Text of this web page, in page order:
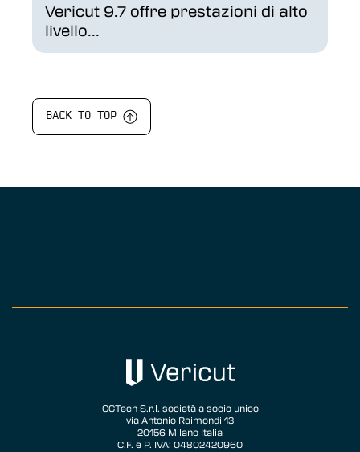
Vericut 9.7 offre prestazioni di alto
livello...
BACK TO TOP
CGTech S.r.l. società a socio unico
via Antonio Raimondi 13
20156 Milano Italia
C.F. e P. IVA: 04802420960